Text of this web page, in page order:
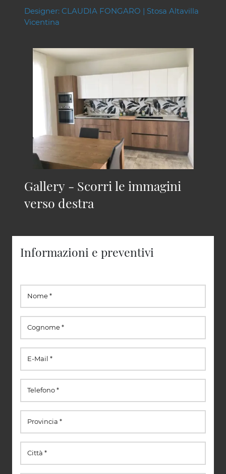
Designer: CLAUDIA FONGARO | Stosa Altavilla
Vicentina
Gallery - Scorri le immagini
verso destra
Informazioni e preventivi